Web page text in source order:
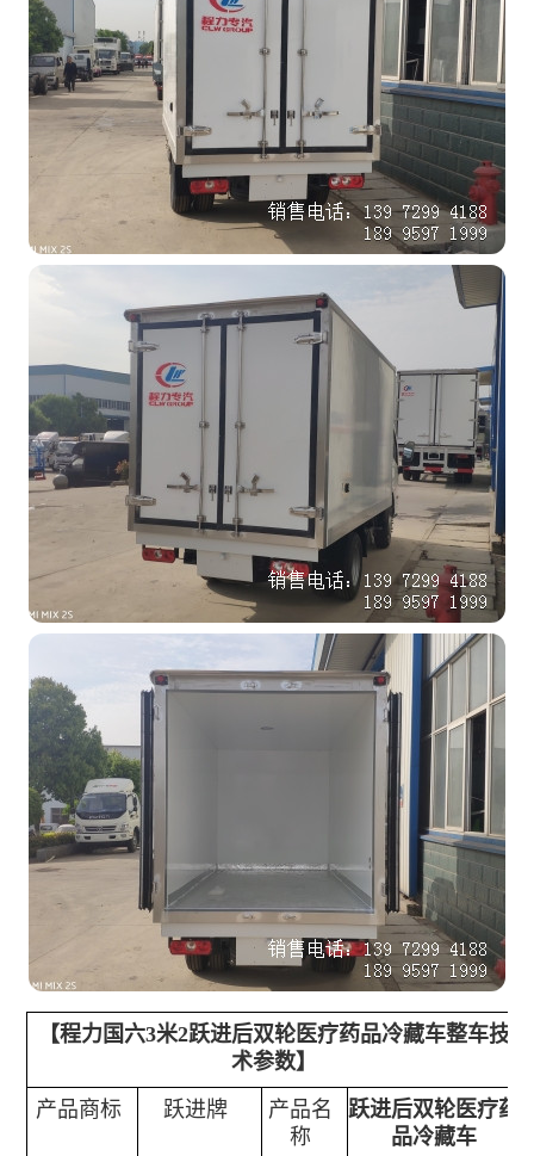
【程力国六3米2跃进后双轮医疗药品冷藏车整车技
术参数】
产品商标
跃进牌
产品名
称
跃进后双轮医疗药
品冷藏车